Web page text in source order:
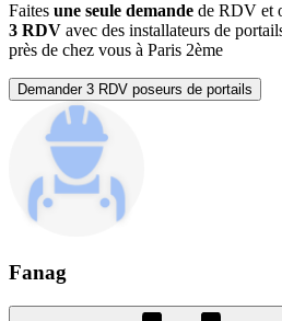
Faites une seule demande de RDV et
3 RDV avec des installateurs de
près de chez vous à Paris 2ème
Demander 3 RDV poseurs de portails
Fanag